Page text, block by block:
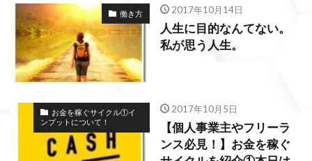
働き方 2017年10月14日
人生に目的なんてない。
私が思う人生。
お金を稼ぐサイクル①イ
ンプットについて！
2017年10月5日
【個人事業主やフリーラ
ンス必見！】お金を稼ぐ